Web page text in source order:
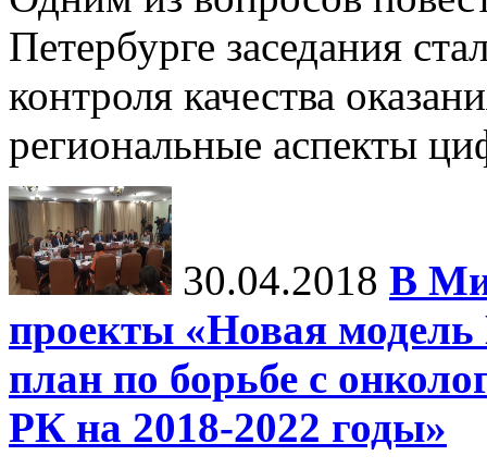
Петербурге заседания
контроля качества
региональные аспекты
30.04.2018 В
проекты «Новая
план по борьбе с
РК на 2018-2022 годы»